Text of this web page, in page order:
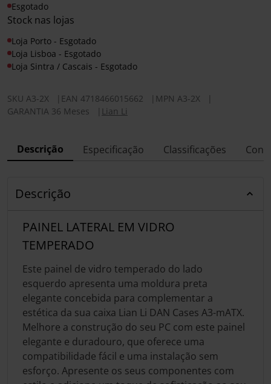
Esgotado
Stock nas lojas
Loja Porto - Esgotado
Loja Lisboa - Esgotado
Loja Sintra / Cascais - Esgotado
SKU A3-2X EAN 4718466015662 MPN A3-2X
GARANTIA 36 Meses
Lian Li
Descrição Especificação Classificações
Descrição
PAINEL LATERAL EM VIDRO
TEMPERADO
Este painel de vidro temperado do lado
esquerdo apresenta uma moldura preta
elegante concebida para complementar a
estética da sua caixa Lian Li DAN Cases A3-mATX.
Melhore a construção do seu PC com este painel
elegante e duradouro, que oferece uma
compatibilidade fácil e uma instalação sem
esforço. Apresente os seus componentes com